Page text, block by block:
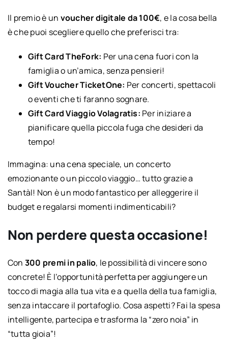
Il premio è un voucher digitale da 100€, e la cosa bella
è che puoi scegliere quello che preferisci tra:
Gift Card TheFork: Per una cena fuori con la
famiglia o un’amica, senza pensieri!
Gift Voucher TicketOne: Per concerti, spettacoli
o eventi che ti faranno sognare.
Gift Card Viaggio Volagratis: Per iniziare a
pianificare quella piccola fuga che desideri da
tempo!
Immagina: una cena speciale, un concerto
emozionante o un piccolo viaggio… tutto grazie a
Santàl! Non è un modo fantastico per alleggerire il
budget e regalarsi momenti indimenticabili?
Non perdere questa occasione!
Con 300 premi in palio, le possibilità di vincere sono
concrete! È l’opportunità perfetta per aggiungere un
tocco di magia alla tua vita e a quella della tua famiglia,
senza intaccare il portafoglio. Cosa aspetti? Fai la spesa
intelligente, partecipa e trasforma la “zero noia” in
“tutta gioia”!